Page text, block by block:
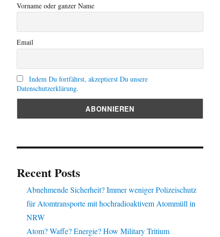
Vorname oder ganzer Name
Email
Indem Du fortfährst, akzeptierst Du unsere
Datenschutzerklärung.
Recent Posts
Abnehmende Sicherheit? Immer weniger Polizeischutz
für Atomtransporte mit hochradioaktivem Atommüll in
NRW
Atom? Waffe? Energie? How Military Tritium